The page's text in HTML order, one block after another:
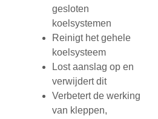
gesloten
koelsystemen
Reinigt het gehele
koelsysteem
Lost aanslag op en
verwijdert dit
Verbetert de werking
van kleppen,